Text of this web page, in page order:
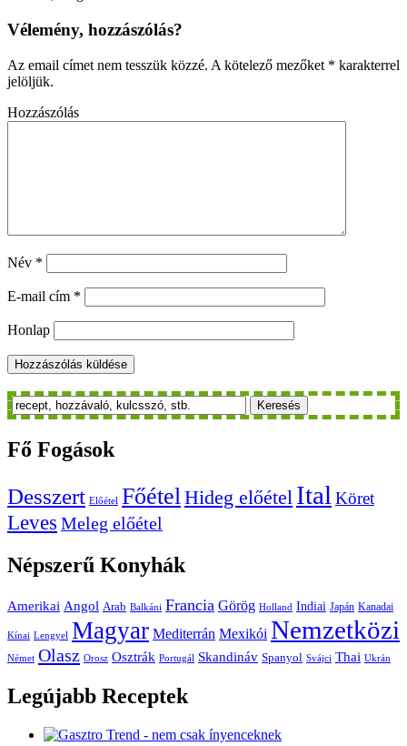
Vélemény, hozzászólás?
Az email címet nem tesszük közzé. A kötelező mezőket * karakterrel
jelöljük.
Hozzászólás
Név *
E-mail cím *
Honlap
Keresés
Fő Fogások
Desszert Előétel FőételHideg előétel Ital Köret
Leves Meleg előétel
Népszerű Konyhák
Amerikai Angol Arab Balkáni Francia Görög Holland Indiai Japán Kanadai
Kínai Lengyel Magyar Mediterrán Mexikói Nemzetközi
Német Olasz Orosz Osztrák Portugál Skandináv Spanyol Svájci Thai Ukrán
Legújabb Receptek